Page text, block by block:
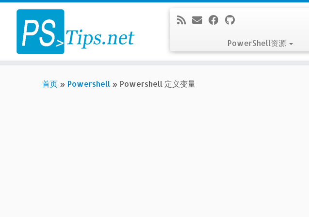
Skip
content
PowerShell资源
首页 » Powershell » Powershell 定义变量